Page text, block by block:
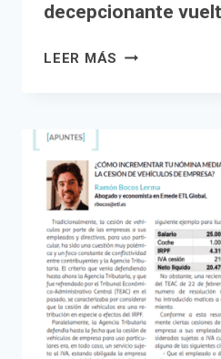
decepcionante
LEER MÁS PLUSVALÍA
DE
TUERCA